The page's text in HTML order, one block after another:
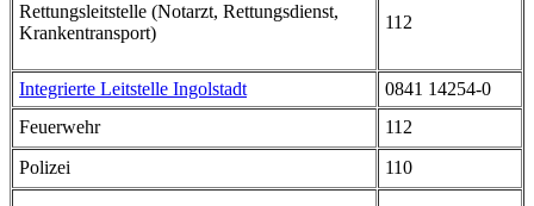
Rettungsleitstelle (Notarzt, Rettungsdienst,
Krankentransport)
112
Integrierte Leitstelle Ingolstadt
0841 14254-0
Feuerwehr
112
Polizei
110